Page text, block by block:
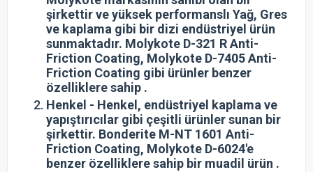
şirkettir ve yüksek performanslı Yağ, Gres
ve kaplama gibi bir dizi endüstriyel ürün
sunmaktadır. Molykote D-321 R Anti-
Friction Coating, Molykote D-7405 Anti-
Friction Coating gibi ürünler benzer
özelliklere sahip .
Henkel - Henkel, endüstriyel kaplama ve
yapıştırıcılar gibi çeşitli ürünler sunan bir
şirkettir. Bonderite M-NT 1601 Anti-
Friction Coating, Molykote D-6024'e
benzer özelliklere sahip bir muadil ürün .